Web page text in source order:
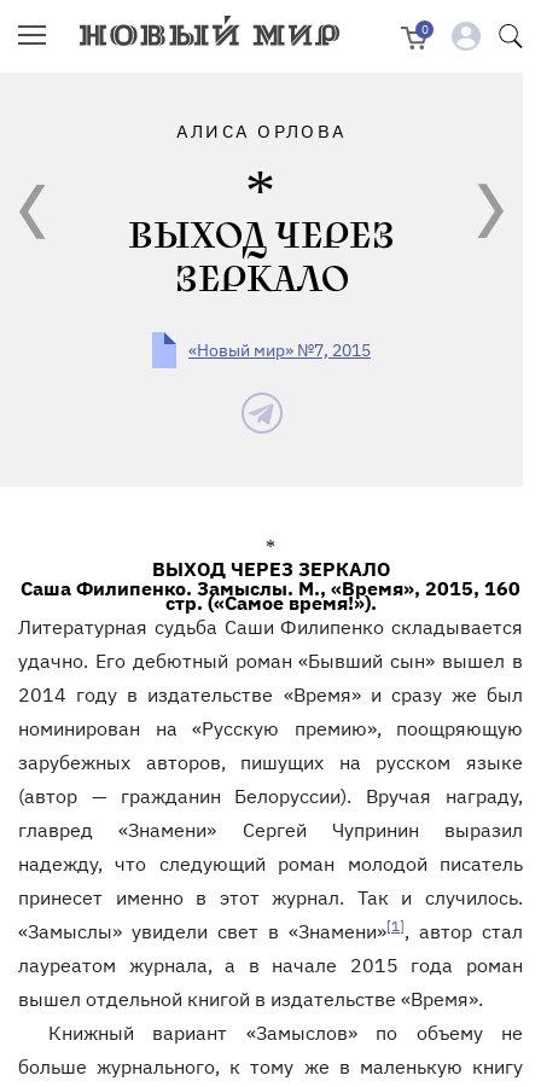
0
АЛИСА ОРЛОВА
ВЫХОД ЧЕРЕЗ
ЗЕРКАЛО
«Новый мир» №7, 2015
*
ВЫХОД ЧЕРЕЗ ЗЕРКАЛО
Саша Филипенко. Замыслы. М., «Время», 2015, 160
стр. («Самое время!»).
Литературная судьба Саши Филипенко складывается
удачно. Его дебютный роман «Бывший сын» вышел в
2014 году в издательстве «Время» и сразу же был
номинирован на «Русскую премию», поощряющую
зарубежных авторов, пишущих на русском языке
(автор — гражданин Белоруссии). Вручая награду,
главред «Знамени» Сергей Чупринин выразил
надежду, что следующий роман молодой писатель
принесет именно в этот журнал. Так и случилось.
«Замыслы» увидели свет в «Знамени»[1], автор стал
лауреатом журнала, а в начале 2015 года роман
вышел отдельной книгой в издательстве «Время».
Книжный вариант «Замыслов» по объему не
больше журнального, к тому же в маленькую книгу